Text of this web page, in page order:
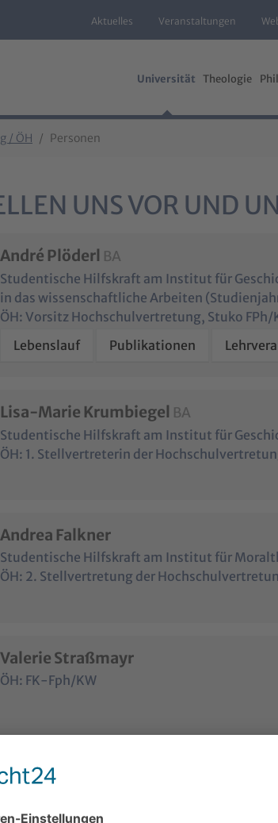
Aktuelles Veranstaltungen
Universität Theologie
/ ÖH Personen
UNS VOR UND
André Plöderl BA
Studentische Hilfskraft am Institut für
in das wissenschaftliche Arbeiten
ÖH: Vorsitz Hochschulvertretung, Stuko FPh/
Lebenslauf
Publikationen
Lisa-Marie Krumbiegel BA
Studentische Hilfskraft am Institut für
ÖH: 1. Stellvertreterin der
Andrea Falkner
Studentische Hilfskraft am Institut für
ÖH: 2. Stellvertretung der
Valerie Straßmayr
ÖH: FK-Fph/KW
Johannes Huemer